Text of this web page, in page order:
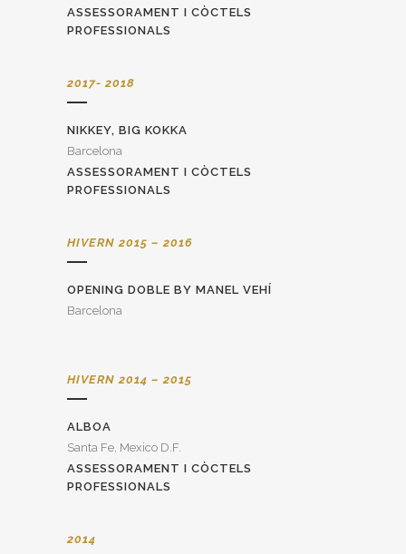
ASSESSORAMENT I CÒCTELS
PROFESSIONALS
2017- 2018
NIKKEY, BIG KOKKA
Barcelona
ASSESSORAMENT I CÒCTELS
PROFESSIONALS
HIVERN 2015 – 2016
OPENING DOBLE BY MANEL VEHÍ
Barcelona
HIVERN 2014 – 2015
ALBOA
Santa Fe, Mexico D.F.
ASSESSORAMENT I CÒCTELS
PROFESSIONALS
2014